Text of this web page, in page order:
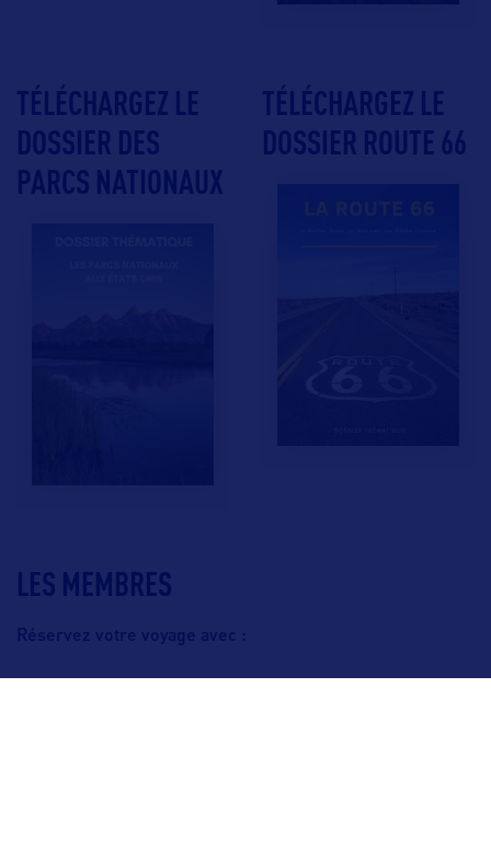
LES MEMBRES
Réservez votre voyage avec :
TÉLÉCHARGEZ LE
DOSSIER DES
PARCS NATIONAUX
TÉLÉCHARGEZ LE
DOSSIER ROUTE 66